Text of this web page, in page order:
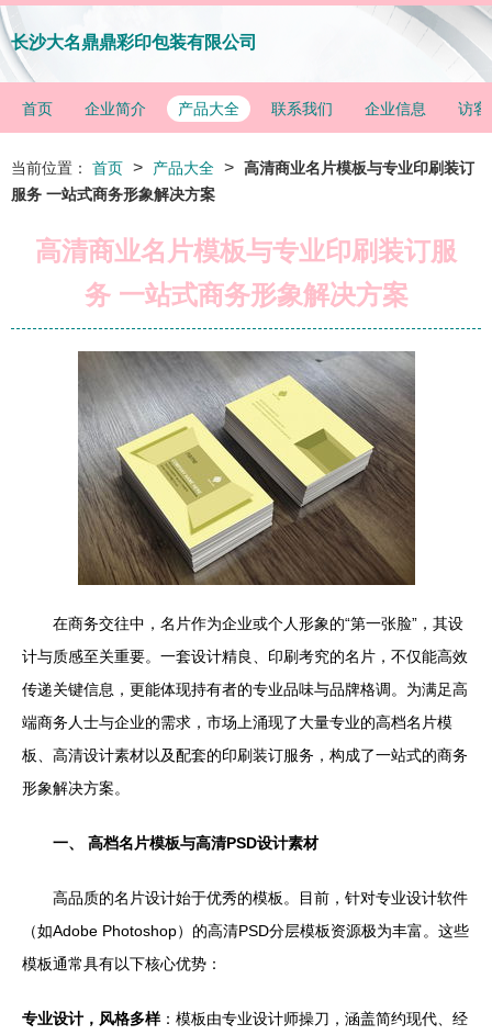
长沙大名鼎鼎彩印包装有限公司
首页 企业简介 产品大全 联系我们 企业信息 访客
当前位置： 首页 > 产品大全 > 高清商业名片模板与专业印刷装订
服务 一站式商务形象解决方案
高清商业名片模板与专业印刷装订服
务 一站式商务形象解决方案
在商务交往中，名片作为企业或个人形象的“第一张脸”，其设
计与质感至关重要。一套设计精良、印刷考究的名片，不仅能高效
传递关键信息，更能体现持有者的专业品味与品牌格调。为满足高
端商务人士与企业的需求，市场上涌现了大量专业的高档名片模
板、高清设计素材以及配套的印刷装订服务，构成了一站式的商务
形象解决方案。
一、 高档名片模板与高清PSD设计素材
高品质的名片设计始于优秀的模板。目前，针对专业设计软件
（如Adobe Photoshop）的高清PSD分层模板资源极为丰富。这些
模板通常具有以下核心优势：
专业设计，风格多样：模板由专业设计师操刀，涵盖简约现代、经